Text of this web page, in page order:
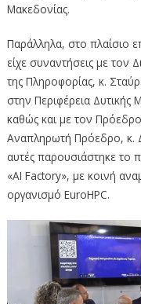
Μακεδονίας.
Παράλληλα, στο πλαίσιο
είχε συναντήσεις με τον
της Πληροφορίας, κ.
στην Περιφέρεια Δυτικής
καθώς και με τον
Αναπληρωτή Πρόεδρο, κ.
αυτές παρουσιάστηκε το
«AI Factory», με κοινή
οργανισμό EuroHPC.